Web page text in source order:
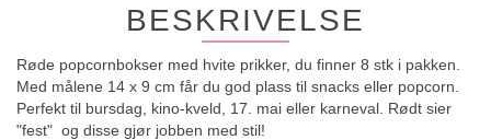
BESKRIVELSE
Røde popcornbokser med hvite prikker, du finner 8 stk i pakken.
Med målene 14 x 9 cm får du god plass til snacks eller popcorn.
Perfekt til bursdag, kino-kveld, 17. mai eller karneval. Rødt sier
"fest" og disse gjør jobben med stil!